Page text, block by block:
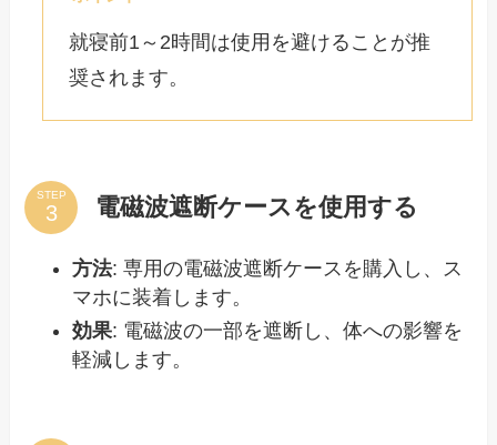
就寝前1～2時間は使用を避けることが推
奨されます。
STEP 電磁波遮断ケースを使用する
方法: 専用の電磁波遮断ケースを購入し、ス
マホに装着します。
効果: 電磁波の一部を遮断し、体への影響を
軽減します。